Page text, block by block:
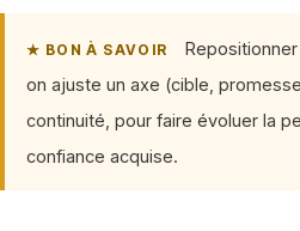
★ BON À SAVOIR
on ajuste un axe (cible,
continuité, pour faire évoluer la
confiance acquise.